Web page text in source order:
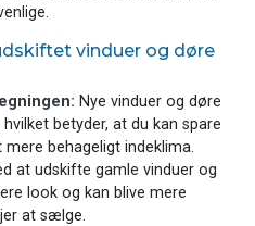
vinduer og døre
Nye vinduer og døre
betyder, at du kan spare
behageligt indeklima.
at udskifte gamle vinduer og
look og kan blive mere
at sælge.